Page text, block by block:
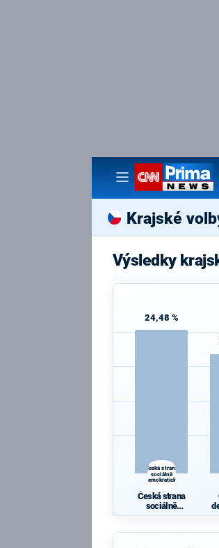
Krajské
Výsledky
24,48 %
Česká strana
sociálně
demokratická
Česká strana
sociálně